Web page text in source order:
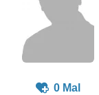
0 Mal